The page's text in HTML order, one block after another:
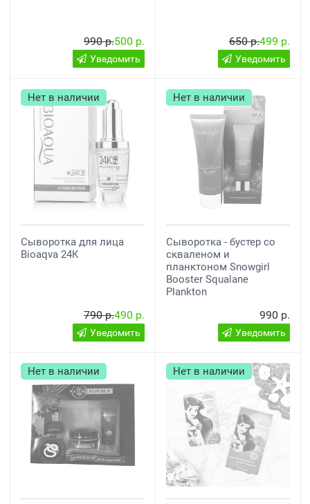
990 р.500 р.
Уведомить
650 р.499 р.
Уведомить
Нет в наличии
Сыворотка для лица
Bioaqva 24K
790 р.490 р.
Уведомить
Нет в наличии
Сыворотка - бустер со
скваленом и
планктоном Snowgirl
Booster Squalane
Plankton
990 р.
Уведомить
Нет в наличии Нет в наличии